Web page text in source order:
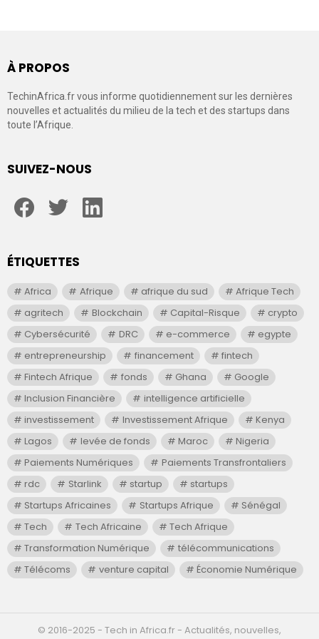
À PROPOS
TechinAfrica.fr vous informe quotidiennement sur les dernières
nouvelles et actualités du milieu de la tech et des startups dans
toute l’Afrique.
SUIVEZ-NOUS
ÉTIQUETTES
Africa Afrique afrique du sud
Afrique Tech
agritech
Blockchain Capital-Risque
crypto
Cybersécurité
DRC e-commerce
egypte
entrepreneurship
financement
fintech
Fintech Afrique
fonds Ghana
Google
Inclusion Financière
intelligence artificielle
investissement
Investissement Afrique
Kenya
Lagos
levée de fonds Maroc
Nigeria
Paiements Numériques
Paiements Transfrontaliers
rdc
Starlink startup
startups
Startups Africaines
Startups Afrique
Sénégal
Tech
Tech Africaine
Tech Afrique
Transformation Numérique
télécommunications
Télécoms
venture capital Économie Numérique
©️ 2016-2025 - Tech in Africa.fr - Actualités, nouvelles,